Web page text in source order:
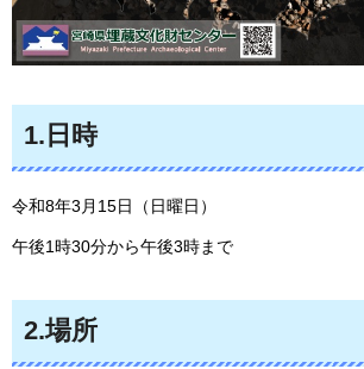
1.日時
令和8年3月15日（日曜日）
午後1時30分から午後3時まで
2.場所